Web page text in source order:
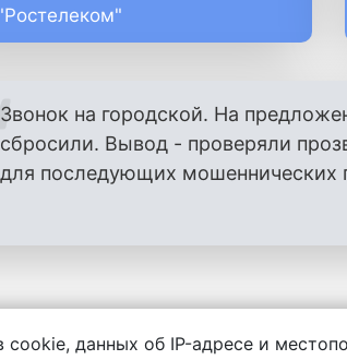
Звонок на городской. На
сбросили. Вывод - проверяли
для последующих мошеннических
комментариев, любой
данных об IP-адресе и